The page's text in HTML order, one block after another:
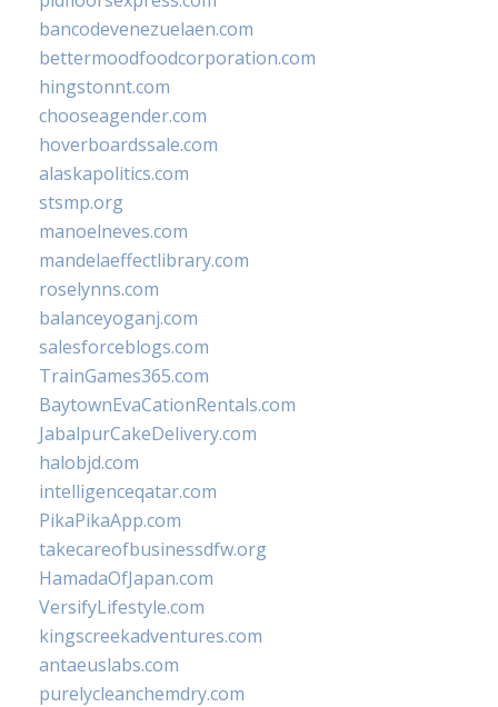
bancodevenezuelaen.com
bettermoodfoodcorporation.com
hingstonnt.com
chooseagender.com
hoverboardssale.com
alaskapolitics.com
stsmp.org
manoelneves.com
mandelaeffectlibrary.com
roselynns.com
balanceyoganj.com
salesforceblogs.com
TrainGames365.com
BaytownEvaCationRentals.com
JabalpurCakeDelivery.com
halobjd.com
intelligenceqatar.com
PikaPikaApp.com
takecareofbusinessdfw.org
HamadaOfJapan.com
VersifyLifestyle.com
kingscreekadventures.com
antaeuslabs.com
purelycleanchemdry.com